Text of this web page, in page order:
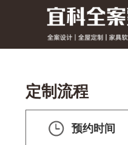
定制流程
预约时间